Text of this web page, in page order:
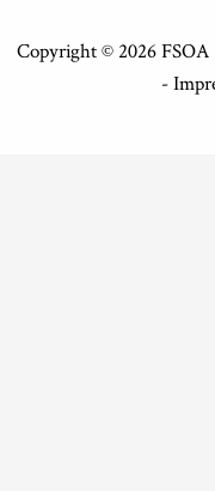
Copyright © 2026
-